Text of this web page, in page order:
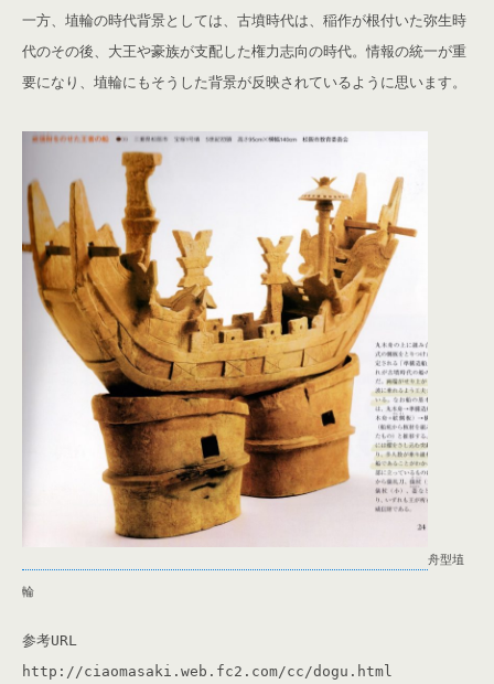
一方、埴輪の時代背景としては、古墳時代は、稲作が根付いた弥生時
代のその後、大王や豪族が支配した権力志向の時代。情報の統一が重
要になり、埴輪にもそうした背景が反映されているように思います。
舟型埴
輪
参考URL
http://ciaomasaki.web.fc2.com/cc/dogu.html